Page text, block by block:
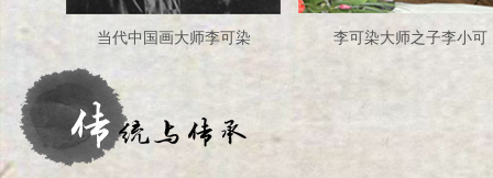
当代中国画大师李可染 李可染大师之子李小可